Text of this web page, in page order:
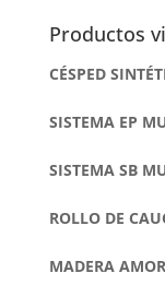
Productos
CÉSPED
SISTEMA EP
SISTEMA SB
ROLLO DE
MADERA